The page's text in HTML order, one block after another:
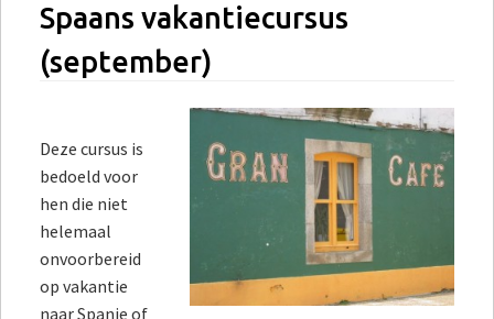
Spaans vakantiecursus
(september)
Deze cursus is
bedoeld voor
hen die niet
helemaal
onvoorbereid
op vakantie
naar Spanje of